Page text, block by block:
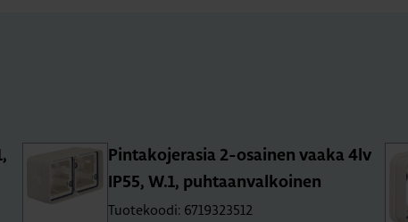
Pin­ta­ko­je­ra­sia 2-osai­nen vaaka 4lv
IP55, W.1, puh­taan­val­koi­nen
Tuotekoodi: 6719323512